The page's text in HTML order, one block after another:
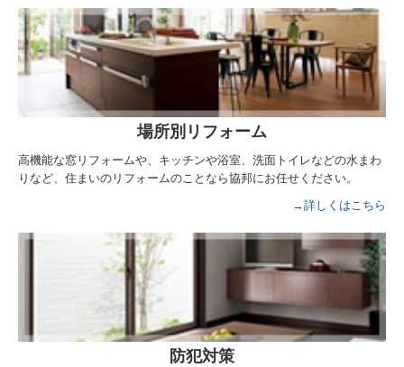
場所別リフォーム
高機能な窓リフォームや、キッチンや浴室、洗面トイレなどの水まわ
りなど、住まいのリフォームのことなら協邦にお任せください。
→詳しくはこちら
防犯対策